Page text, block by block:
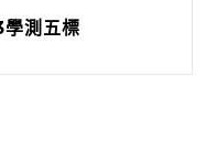
學測五標